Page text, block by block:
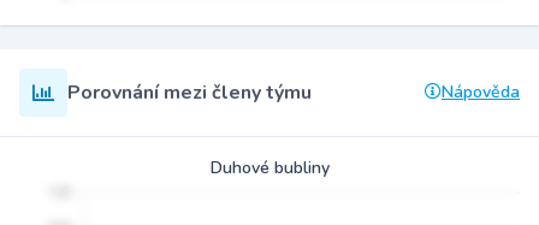
Porovnání mezi členy týmu Nápověda
Duhové bubliny